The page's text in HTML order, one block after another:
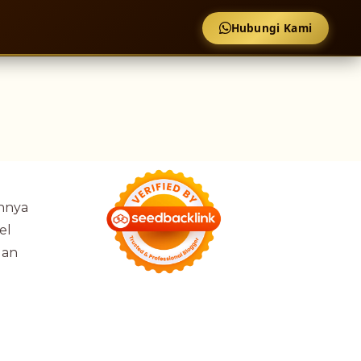
Hubungi Kami